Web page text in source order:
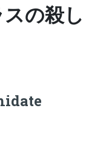
の殺し